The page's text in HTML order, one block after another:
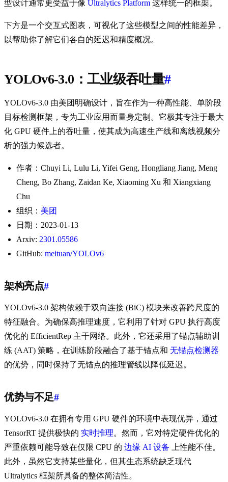
型设计通常更受益于像 Ultralytics Platform 这样统一的框架。
下方是一个交互式图表，可视化了这些模型之间的性能差异，
以帮助你了解它们各自的延迟和精度概况。
YOLOv6-3.0：工业级吞吐量#
YOLOv6-3.0 由美团明确设计，旨在作为一种高性能、单阶段
目标检测框架，专为工业应用而量身定制。它极其专注于最大
化 GPU 硬件上的吞吐量，使其成为高速生产线和离线视频分
析的强力候选者。
作者：Chuyi Li, Lulu Li, Yifei Geng, Hongliang Jiang, Meng
Cheng, Bo Zhang, Zaidan Ke, Xiaoming Xu 和 Xiangxiang
Chu
组织： 美团
日期：2023-01-13
Arxiv: 2301.05586
GitHub: meituan/YOLOv6
架构亮点#
YOLOv6-3.0 架构依赖于双向连接 (BiC) 模块来改善跨尺度的
特征融合。为确保高推理速度，它利用了针对 GPU 执行高度
优化的 EfficientRep 主干网络。此外，它还采用了锚点辅助训
练 (AAT) 策略，在训练阶段融合了基于锚点和 无锚点检测器
的优势，同时保持了无锚点的推理管线以降低延迟。
优势与不足#
YOLOv6-3.0 在拥有专用 GPU 硬件的环境中表现优异，通过
TensorRT 提供极快的 实时推理。然而，它对特定硬件优化的
严重依赖可能导致在仅限 CPU 的 边缘 AI 设备 上性能不佳。
此外，虽然它支持某些量化，但其生态系统缺乏现代
Ultralytics 框架所具备的整体简洁性。